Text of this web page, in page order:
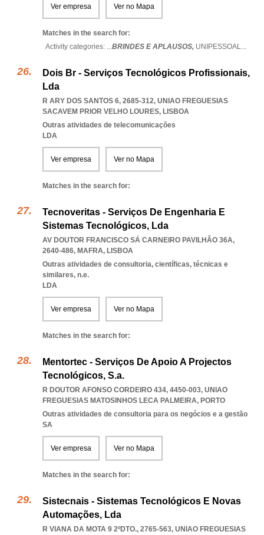
Ver empresa Ver no Mapa
Matches in the search for:
Activity categories: ...BRINDES E APLAUSOS, UNIPESSOAL...
Dois Br - Serviços Tecnológicos Profissionais,
Lda
R ARY DOS SANTOS 6, 2685-312, UNIAO FREGUESIAS
SACAVEM PRIOR VELHO LOURES, LISBOA
Outras atividades de telecomunicações
LDA
Ver empresa Ver no Mapa
Matches in the search for:
Tecnoveritas - Serviços De Engenharia E
Sistemas Tecnológicos, Lda
AV DOUTOR FRANCISCO SÁ CARNEIRO PAVILHÃO 36A,
2640-486, MAFRA, LISBOA
Outras atividades de consultoria, científicas, técnicas e
similares, n.e.
LDA
Ver empresa Ver no Mapa
Matches in the search for:
Mentortec - Serviços De Apoio A Projectos
Tecnológicos, S.a.
R DOUTOR AFONSO CORDEIRO 434, 4450-003, UNIAO
FREGUESIAS MATOSINHOS LECA PALMEIRA, PORTO
Outras atividades de consultoria para os negócios e a gestão
SA
Ver empresa Ver no Mapa
Matches in the search for:
Sistecnais - Sistemas Tecnológicos E Novas
Automações, Lda
R VIANA DA MOTA 9 2ºDTO., 2765-563, UNIAO FREGUESIAS